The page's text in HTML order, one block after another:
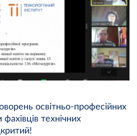
освітньо-професійних
технічних